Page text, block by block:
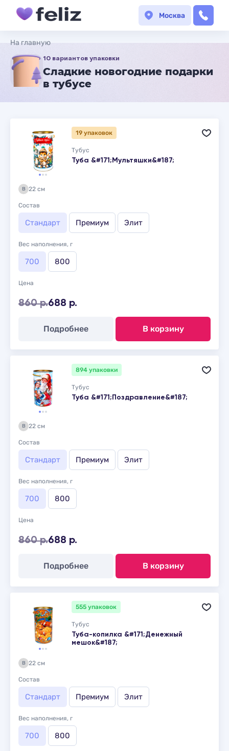
Москва
На главную
Сладкие новогодние подарки
в тубусе
10 вариантов упаковки
19 упаковок
Тубус
Туба &#171;Мультяшки&#187;
В 22 см
Состав
Стандарт Премиум Элит
Вес наполнения, г
700 800
Цена
860 р.688 р.
Подробнее В корзину
894 упаковки
Тубус
Туба &#171;Поздравление&#187;
В 22 см
Состав
Стандарт Премиум Элит
Вес наполнения, г
700 800
Цена
860 р.688 р.
Подробнее В корзину
555 упаковок
Тубус
Туба-копилка &#171;Денежный
мешок&#187;
В 22 см
Состав
Стандарт Премиум Элит
Вес наполнения, г
700 800